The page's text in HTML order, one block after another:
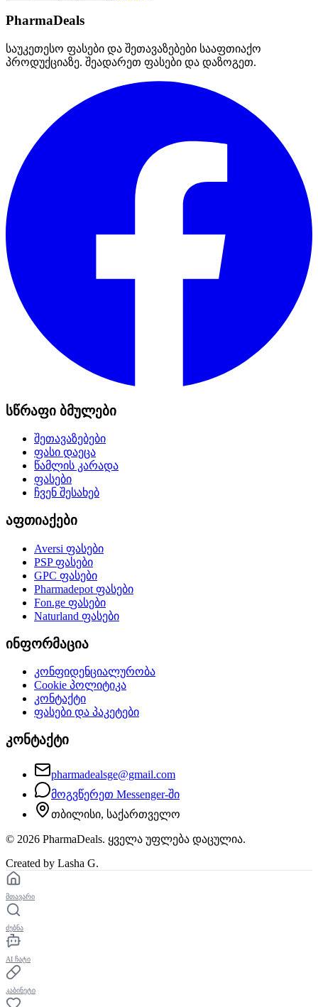
PharmaDeals
საუკეთესო ფასები და შეთავაზებები სააფთიაქო
პროდუქციაზე. შეადარეთ ფასები და დაზოგეთ.
სწრაფი ბმულები
შეთავაზებები
ფასი დაეცა
წამლის კარადა
ფასები
ჩვენ შესახებ
აფთიაქები
Aversi ფასები
PSPფასები
GPC ფასები
Pharmadepot ფასები
Fon.ge ფასები
Naturland ფასები
ინფორმაცია
კონფიდენციალურობა
Cookie პოლიტიკა
კონტაქტი
ფასები და პაკეტები
კონტაქტი
pharmadealsge@gmail.com
მოგვწერეთ Messenger-ში
თბილისი, საქართველო
© 2026 PharmaDeals. ყველა უფლება დაცულია.
Created by Lasha G.
მთავარი
ძებნა
AI ჩატი
კაბინეტი